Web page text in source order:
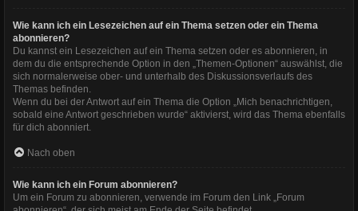
Wie kann ich ein Lesezeichen auf ein Thema setzen oder ein Thema
abonnieren?
Du kannst ein Lesezeichen auf ein Thema setzen oder es abonnieren, in
dem du die entsprechende Option in den „Themen-Optionen“ auswählst, die
sich normalerweise ober- und unterhalb des Diskussionsverlaufs des
Themas befinden.
Wenn du bei der Antwort auf ein Thema die Option „Mich benachrichtigen,
sobald eine Antwort geschrieben wurde“ aktivierst, wird das Thema ebenfalls
für dich abonniert.
Nach oben
Wie kann ich ein Forum abonnieren?
Um ein Forum zu abonnieren, verwende im Forum den Link „Forum